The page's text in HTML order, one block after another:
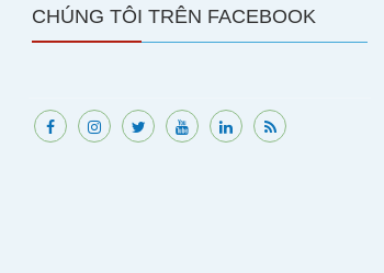
CHÚNG TÔI TRÊN FACEBOOK